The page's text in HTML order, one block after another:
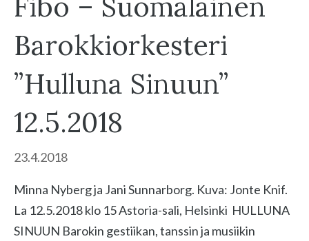
Barokkiorkesteri
”Hulluna Sinuun”
12.5.2018
23.4.2018
Minna Nyberg ja Jani Sunnarborg. Kuva: Jonte Knif.
La 12.5.2018 klo 15 Astoria-sali, Helsinki HULLUNA
SINUUN Barokin gestiikan, tanssin ja musiikin